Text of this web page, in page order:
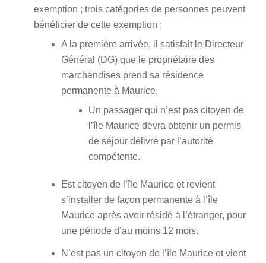
exemption ; trois catégories de personnes peuvent
bénéficier de cette exemption :
A la première arrivée, il satisfait le Directeur
Général (DG) que le propriétaire des
marchandises prend sa résidence
permanente à Maurice.
Un passager qui n’est pas citoyen de
l’île Maurice devra obtenir un permis
de séjour délivré par l’autorité
compétente.
Est citoyen de l’île Maurice et revient
s’installer de façon permanente à l’île
Maurice après avoir résidé à l’étranger, pour
une période d’au moins 12 mois.
N’est pas un citoyen de l’île Maurice et vient